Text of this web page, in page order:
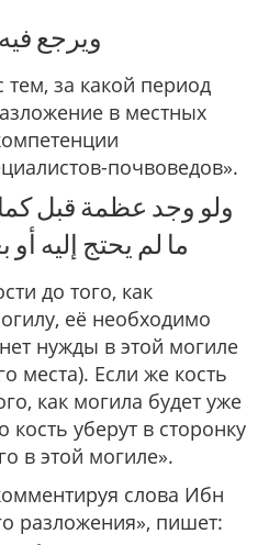
ﻭﻳﺮﺟﻊ
за какой период
в местных
почвоведов».
ﻭﻟﻮ ﻭﺟﺪ ﻋﻈﻤﺔ ﻗﺒﻞ
ﻣﺎ ﻟﻢ ﻳﺤﺘﺞ ﺇﻟﻴﻪ
до того, как
её необходимо
нужды в этой могиле
места). Если же кость
как могила будет уже
уберут в сторонку
в этой могиле».
слова Ибн
разложения», пишет: